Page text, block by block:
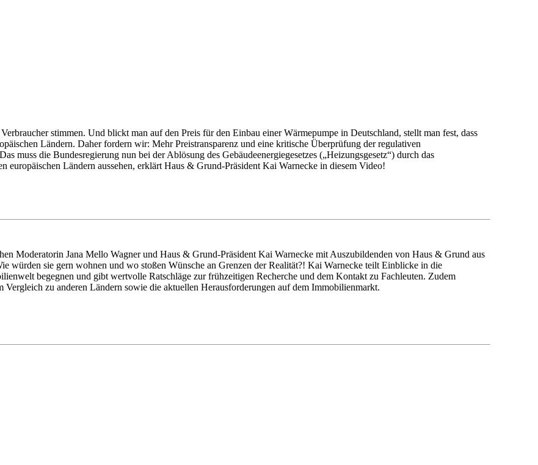
stimmen. Und blickt man auf den Preis für den Einbau einer Wärmepumpe in Deutschland, stellt man fest, dass
Ländern. Daher fordern wir: Mehr Preistransparenz und eine kritische Überprüfung der regulativen
muss die Bundesregierung nun bei der Ablösung des Gebäudeenergiegesetzes („Heizungsgesetz“) durch das
europäischen Ländern aussehen, erklärt Haus & Grund-Präsident Kai Warnecke in diesem Video!
Moderatorin Jana Mello Wagner und Haus & Grund-Präsident Kai Warnecke mit Auszubildenden von Haus & Grund aus
würden sie gern wohnen und wo stoßen Wünsche an Grenzen der Realität?! Kai Warnecke teilt Einblicke in die
begegnen und gibt wertvolle Ratschläge zur frühzeitigen Recherche und dem Kontakt zu Fachleuten. Zudem
zu anderen Ländern sowie die aktuellen Herausforderungen auf dem Immobilienmarkt.